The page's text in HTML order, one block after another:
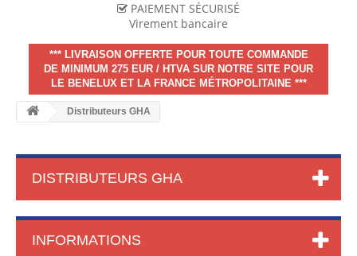
PAIEMENT SÉCURISÉ
Virement bancaire
*** LIVRAISON OFFERTE POUR TOUTE COMMANDE
DE MINIMUM 275 EUR / HTVA SUR NOTRE SITE POUR
LE BENELUX ET LA FRANCE MÉTROPOLITAINE ***
Distributeurs GHA
DISTRIBUTEURS GHA
INFORMATIONS